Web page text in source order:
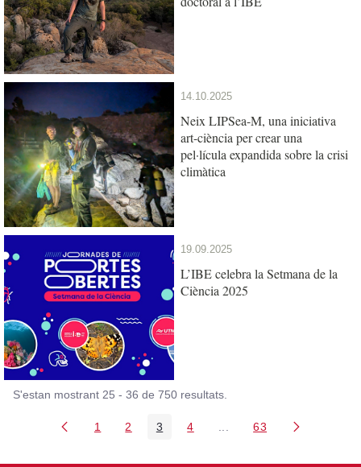
14.10.2025
Neix LIPSea-M, una iniciativa
art-ciència per crear una
pel·lícula expandida sobre la crisi
climàtica
19.09.2025
L’IBE celebra la Setmana de la
Ciència 2025
S'estan mostrant 25 - 36 de 750 resultats.
Pàgina
1 Pàgina
2 Pàgina
3 Pàgina
4 Pàgines intermèdies
Pàgina
63